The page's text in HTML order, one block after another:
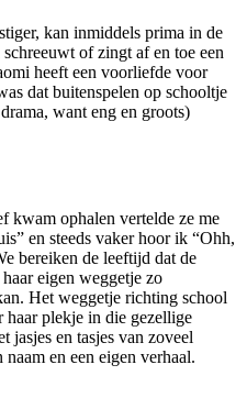
kan inmiddels prima in de
of zingt af en toe een
heeft een voorliefde voor
dat buitenspelen op schooltje
want eng en groots)
kwam ophalen vertelde ze me
en steeds vaker hoor ik “Ohh,
bereiken de leeftijd dat de
eigen weggetje zo
Het weggetje richting school
haar plekje in die gezellige
jasjes en tasjes van zoveel
en een eigen verhaal.